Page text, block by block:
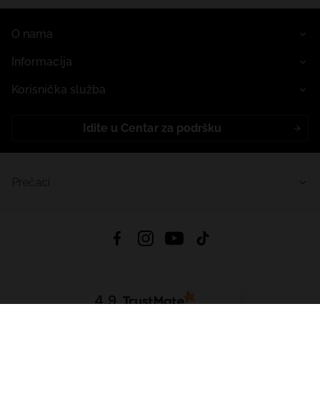
O nama
Informacija
Korisnička služba
Idite u Centar za podršku
4.9